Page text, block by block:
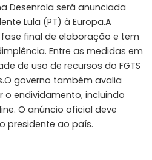
Desenrola será anunciada
Lula (PT) à Europa.A
final de elaboração e tem
Entre as medidas em
de uso de recursos do FGTS
governo também avalia
endividamento, incluindo
O anúncio oficial deve
presidente ao país.